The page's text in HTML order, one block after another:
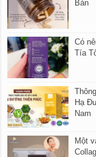
Bản
Có
Tía
Hạ
Nam
Một